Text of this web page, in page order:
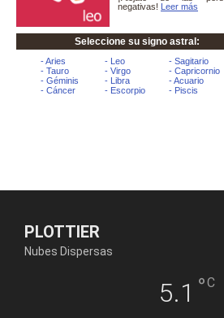
PLOTTIER
Nubes Dispersas
5.1 °C